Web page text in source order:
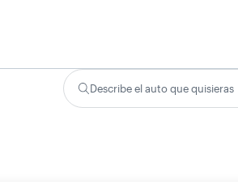
Describe el auto que quisieras